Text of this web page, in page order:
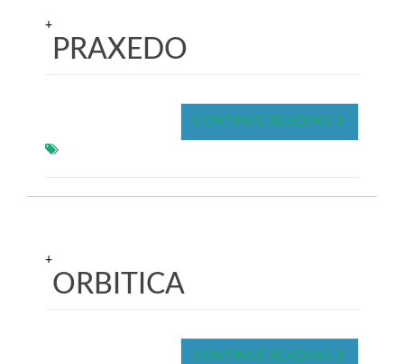
+
PRAXEDO
CONTINUE READING
+
ORBITICA
CONTINUE READING